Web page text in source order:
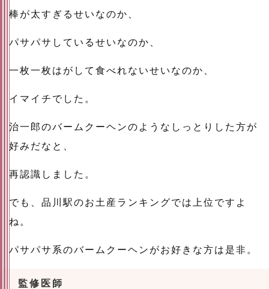
棒が太すぎるせいなのか、
パサパサしているせいなのか、
一枚一枚はがして食べれないせいなのか、
イマイチでした。
治一郎のバームクーヘンのようなしっとりした方が
好みだなと、
再認識しました。
でも、品川駅のお土産ランキングでは上位ですよ
ね。
パサパサ系のバームクーヘンがお好きな方は是非。
監修医師